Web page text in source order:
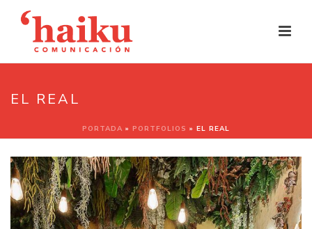
EL REAL
PORTADA » PORTFOLIOS » EL REAL